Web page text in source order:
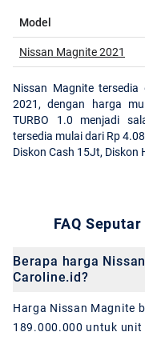
Model
Nissan Magnite 2021
Nissan Magnite
2021, dengan harga
TURBO 1.0 menjadi
tersedia mulai dari Rp
Diskon Cash 15Jt,
FAQ
Berapa harga
Caroline.id?
Harga Nissan Magnite
189.000.000 untuk unit